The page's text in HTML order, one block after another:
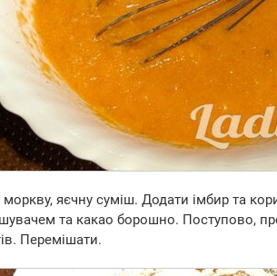
яєчну суміш. Додати імбир та
та какао борошно. Поступово,
Перемішати.